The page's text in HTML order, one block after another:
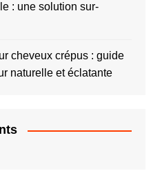
: une solution sur-
cheveux crépus : guide
naturelle et éclatante